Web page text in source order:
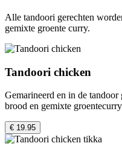
Alle tandoori gerechten
gemixte groente curry.
Tandoori chicken
Gemarineerd en in de
brood en gemixte groentecurry
€ 19.95